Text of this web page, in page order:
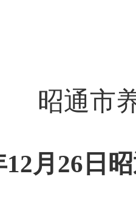
昭通市
12月26日